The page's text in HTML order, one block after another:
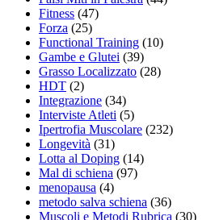
Fitness (47)
Forza (25)
Functional Training (10)
Gambe e Glutei (39)
Grasso Localizzato (28)
HDT (2)
Integrazione (34)
Interviste Atleti (5)
Ipertrofia Muscolare (232)
Longevità (31)
Lotta al Doping (14)
Mal di schiena (97)
menopausa (4)
metodo salva schiena (36)
Muscoli e Metodi Rubrica (30)